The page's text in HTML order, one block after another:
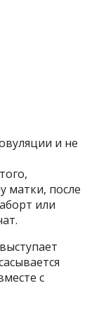
и не
матки, после
или
с